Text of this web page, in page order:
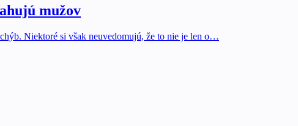
mužov
Niektoré si však neuvedomujú, že to nie je len o…